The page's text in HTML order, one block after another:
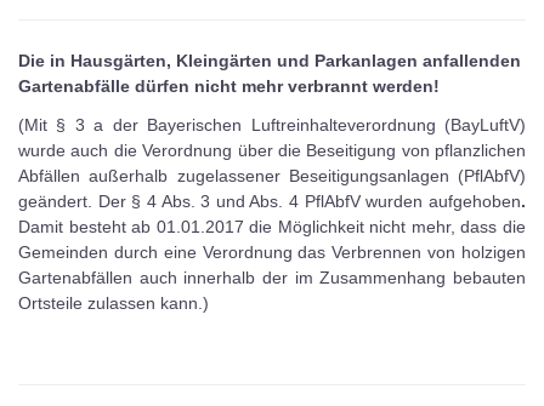
Die in Hausgärten, Kleingärten und Parkanlagen anfallenden
Gartenabfälle dürfen nicht mehr verbrannt werden!
(Mit § 3 a der Bayerischen Luftreinhalteverordnung (BayLuftV)
wurde auch die Verordnung über die Beseitigung von pflanzlichen
Abfällen außerhalb zugelassener Beseitigungsanlagen (PflAbfV)
geändert. Der § 4 Abs. 3 und Abs. 4 PflAbfV wurden aufgehoben.
Damit besteht ab 01.01.2017 die Möglichkeit nicht mehr, dass die
Gemeinden durch eine Verordnung das Verbrennen von holzigen
Gartenabfällen auch innerhalb der im Zusammenhang bebauten
Ortsteile zulassen kann.)